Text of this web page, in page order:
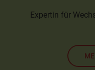
Expertin für